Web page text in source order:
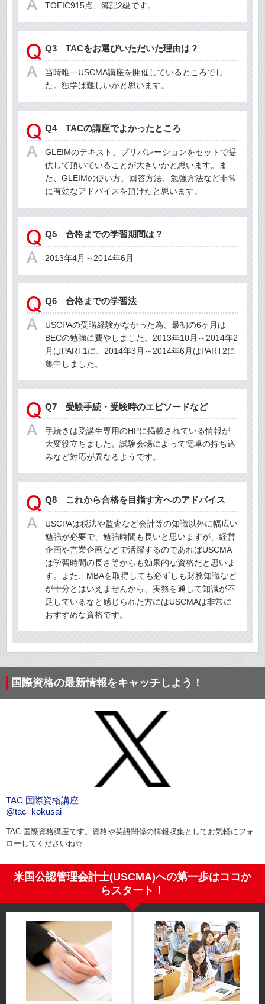
TOEIC915点、簿記2級です。
Q3 TACをお選びいただいた理由は？
当時唯一USCMA講座を開催しているところでし
た。独学は難しいかと思います。
Q4 TACの講座でよかったところ
GLEIMのテキスト、プリパレーションをセットで提
供して頂いていることが大きいかと思います。ま
た、GLEIMの使い方、回答方法、勉強方法など非常
に有効なアドバイスを頂けたと思います。
Q5 合格までの学習期間は？
2013年4月～2014年6月
Q6 合格までの学習法
USCPAの受講経験がなかった為、最初の6ヶ月は
BECの勉強に費やしました。2013年10月～2014年2
月はPART1に、2014年3月～2014年6月はPART2に
集中しました。
Q7 受験手続・受験時のエピソードなど
手続きは受講生専用のHPに掲載されている情報が
大変役立ちました。試験会場によって電卓の持ち込
みなど対応が異なるようです。
Q8 これから合格を目指す方へのアドバイス
USCPAは税法や監査など会計等の知識以外に幅広い
勉強が必要で、勉強時間も長いと思いますが、経営
企画や営業企画などで活躍するのであればUSCMA
は学習時間の長さ等からも効果的な資格だと思いま
す。また、MBAを取得しても必ずしも財務知識など
が十分とはいえませんから、実務を通して知識が不
足しているなと感じられた方にはUSCMAは非常に
おすすめな資格です。
国際資格の最新情報をキャッチしよう！
TAC 国際資格講座
@tac_kokusai
TAC 国際資格講座です。資格や英語関係の情報収集としてお気軽にフォ
ローしてくださいね☆
米国公認管理会計士(USCMA)への第一歩はココか
らスタート！